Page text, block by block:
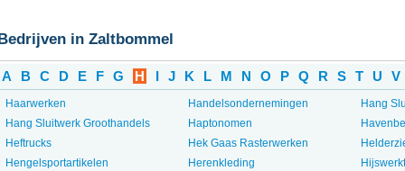
in Zaltbommel
A B C D E F G H I J K L M N O P Q R S T U V
Haarwerken
Hang Sluitwerk Groothandels
Heftrucks
Hengelsportartikelen
Handelsondernemingen
Haptonomen
Hek Gaas Rasterwerken
Herenkleding
Hang